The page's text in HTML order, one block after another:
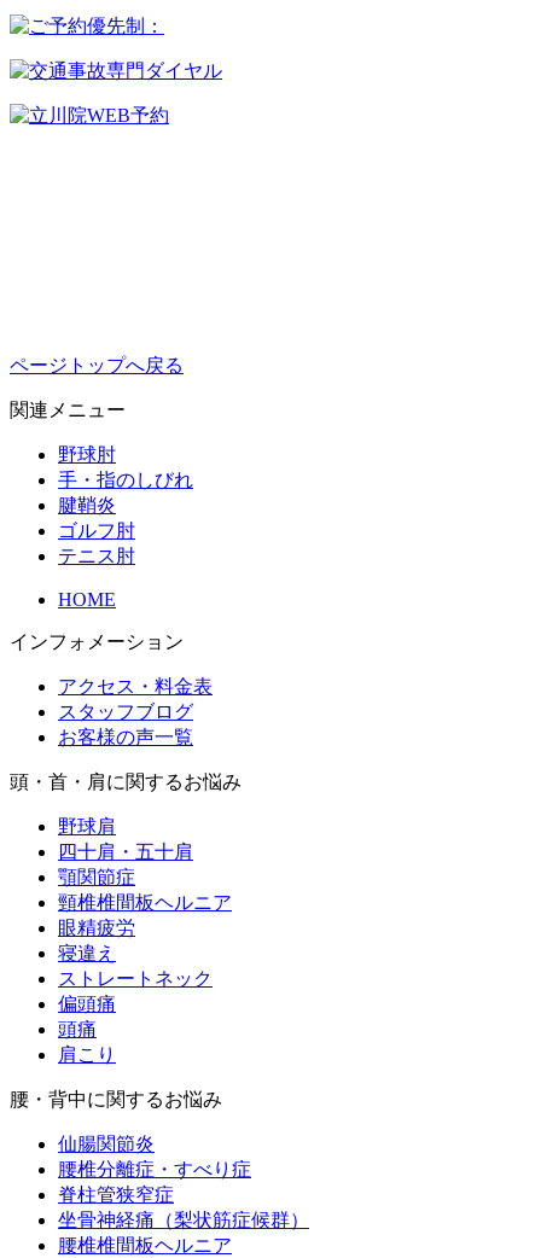
ページトップへ戻る
関連メニュー
野球肘
手・指のしびれ
腱鞘炎
ゴルフ肘
テニス肘
HOME
インフォメーション
アクセス・料金表
スタッフブログ
お客様の声一覧
頭・首・肩に関するお悩み
野球肩
四十肩・五十肩
顎関節症
頸椎椎間板ヘルニア
眼精疲労
寝違え
ストレートネック
偏頭痛
頭痛
肩こり
腰・背中に関するお悩み
仙腸関節炎
腰椎分離症・すべり症
脊柱管狭窄症
坐骨神経痛（梨状筋症候群）
腰椎椎間板ヘルニア